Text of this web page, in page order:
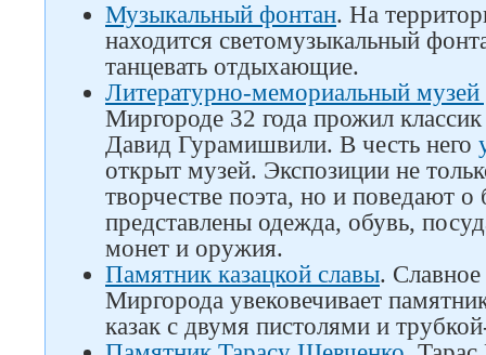
Музыкальный фонтан. На
находится светомузыкальный
танцевать отдыхающие.
Литературно-мемориальный
Миргороде 32 года прожил
Давид Гурамишвили. В честь него
открыт музей. Экспозиции не
творчестве поэта, но и поведают о
представлены одежда, обувь,
монет и оружия.
Памятник казацкой славы.
Миргорода увековечивает
казак с двумя пистолями и